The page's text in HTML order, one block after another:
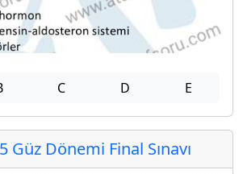
C D E
Güz Dönemi Final Sınavı